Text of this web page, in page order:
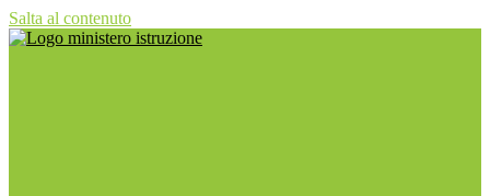
Salta al contenuto